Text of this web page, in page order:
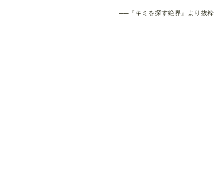
──『キミを探す絶界』より抜粋